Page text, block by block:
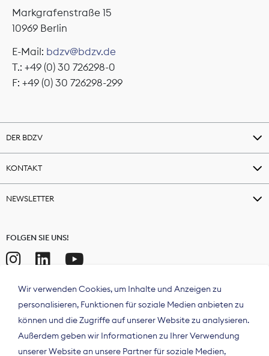
Markgrafenstraße 15
10969 Berlin
E-Mail: bdzv@bdzv.de
T.: +49 (0) 30 726298-0
F: +49 (0) 30 726298-299
DER BDZV
KONTAKT
NEWSLETTER
FOLGEN SIE UNS!
Wir verwenden Cookies, um Inhalte und Anzeigen zu
personalisieren, Funktionen für soziale Medien anbieten zu
können und die Zugriffe auf unserer Website zu analysieren.
Außerdem geben wir Informationen zu Ihrer Verwendung
unserer Website an unsere Partner für soziale Medien,